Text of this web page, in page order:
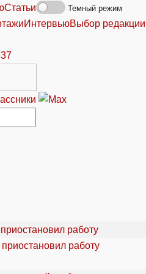
Статьи Темный режим
ИнтервьюВыбор редакции
работу